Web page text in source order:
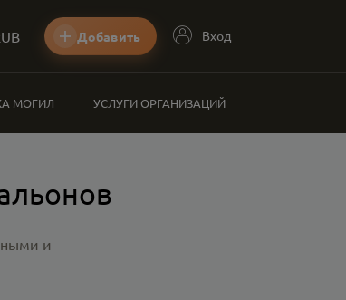
Добавить Вход
МОГИЛ УСЛУГИ ОРГАНИЗАЦИЙ
и